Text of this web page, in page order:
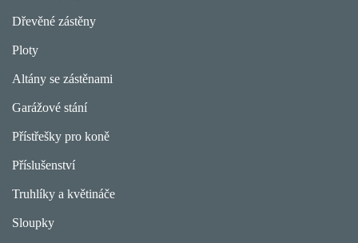
Dřevěné zástěny
Ploty
Altány se zástěnami
Garážové stání
Přístřešky pro koně
Příslušenství
Truhlíky a květináče
Sloupky